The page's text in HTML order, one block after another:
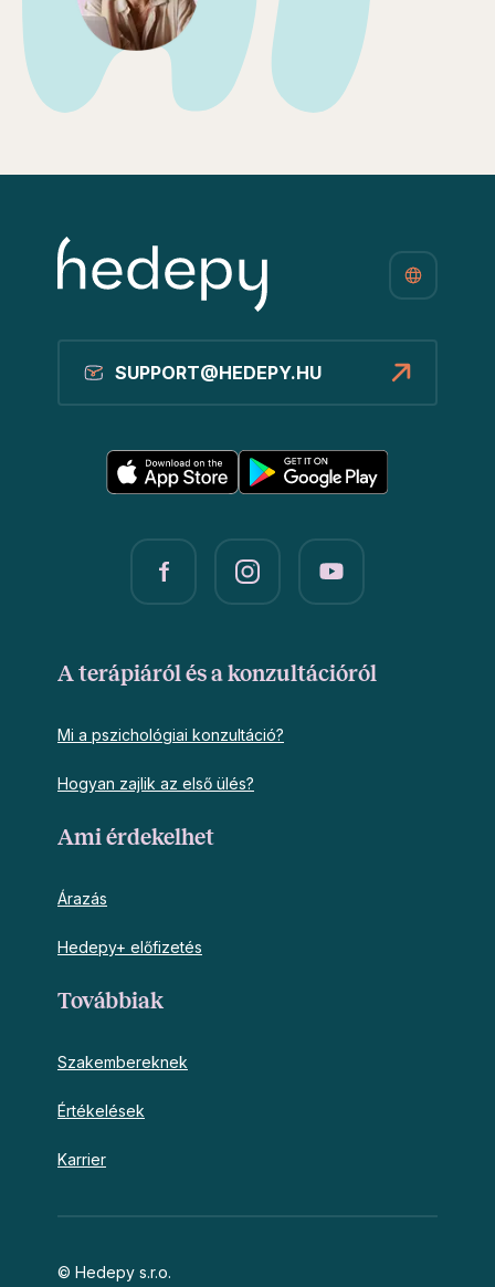
SUPPORT@HEDEPY.HU
A terápiáról és a konzultációról
Mi a pszichológiai konzultáció?
Hogyan zajlik az első ülés?
Ami érdekelhet
Árazás
Hedepy+ előfizetés
Továbbiak
Szakembereknek
Értékelések
Karrier
© Hedepy s.r.o.